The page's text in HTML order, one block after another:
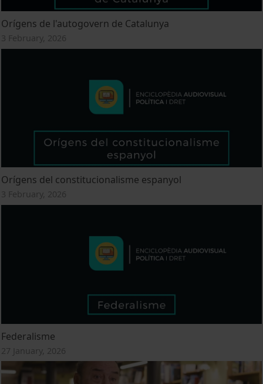
Orígens de l'autogovern de Catalunya
3 February, 2026
Orígens del constitucionalisme espanyol
3 February, 2026
Federalisme
27 January, 2026